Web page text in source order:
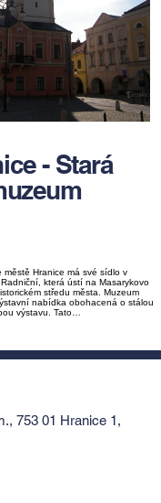
- Stará
městě Hranice má své sídlo v
která ústí na Masarykovo
středu města. Muzeum
nabídka obohacená o stálou
výstavu. Tato…
753 01 Hranice 1,